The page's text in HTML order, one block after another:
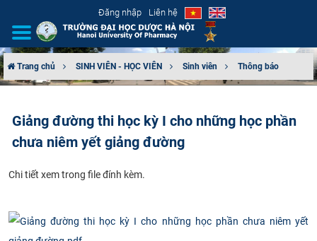
Đăng nhập Liên hệ
CƠ CẤU TỔ CHỨC
ĐẢM BẢO CHẤT LƯỢNG
Trang chủ SINH VIÊN - HỌC VIÊN Sinh viên Thông báo
Giảng đường thi học kỳ I cho những học phần
chưa niêm yết giảng đường
​Chi tiết xem trong file đính kèm.